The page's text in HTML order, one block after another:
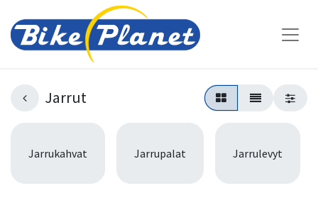
Jarrut
Jarrukahvat Jarrupalat Jarrulevyt